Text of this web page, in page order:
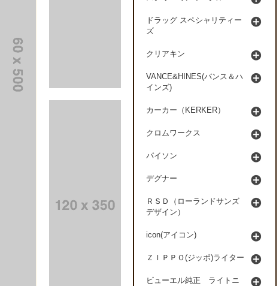
ドラッグ スペシャリティー
ズ
クリアキン
VANCE&HINES(バンス＆ハ
インズ)
カーカー（KERKER）
クロムワークス
パイソン
デグナー
ＲＳＤ（ローランドサンズ
デザイン）
icon(アイコン)
ＺＩＰＰＯ(ジッポ)ライター
ビューエル純正 ライトニ